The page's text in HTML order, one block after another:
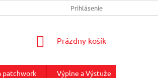
REKLAMAČNÝ PORIADOK
Prihlásenie
NÁKUPNÝ
Prázdny košík
patchwork Výplne a Výstuže